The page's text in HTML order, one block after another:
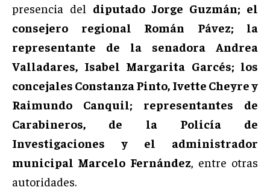
presencia del diputado Jorge Guzmán; el
consejero regional Román Pávez; la
representante de la senadora Andrea
Valladares, Isabel Margarita Garcés; los
concejales Constanza Pinto, Ivette Cheyre y
Raimundo Canquil; representantes de
Carabineros, de la Policía de
Investigaciones y el administrador
municipal Marcelo Fernández, entre otras
autoridades.